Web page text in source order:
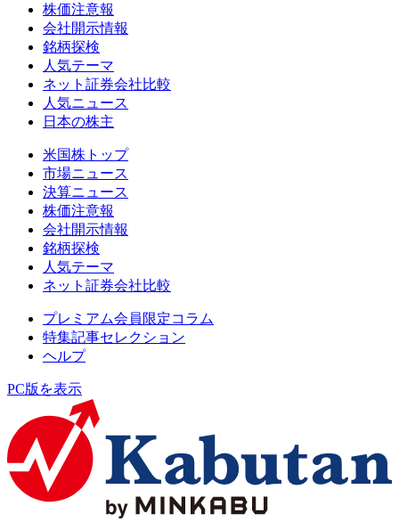
株価注意報
会社開示情報
銘柄探検
人気テーマ
ネット証券会社比較
人気ニュース
日本の株主
米国株トップ
市場ニュース
決算ニュース
株価注意報
会社開示情報
銘柄探検
人気テーマ
ネット証券会社比較
プレミアム会員限定コラム
特集記事セレクション
ヘルプ
PC版を表示